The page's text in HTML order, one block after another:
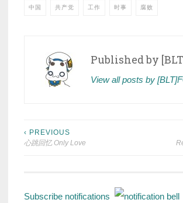
中国 共产党 工作 时事 腐败
Published by
View all posts by
Post
‹ PREVIOUS
心跳回忆 Only Love
Subscribe notifications